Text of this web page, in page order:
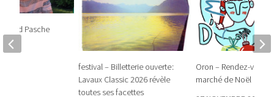
festival – Billetterie ouverte :
Lavaux Classic 2026 révèle
toutes ses facettes
Oron – Rendez-vous
marché de Noël
Pasche